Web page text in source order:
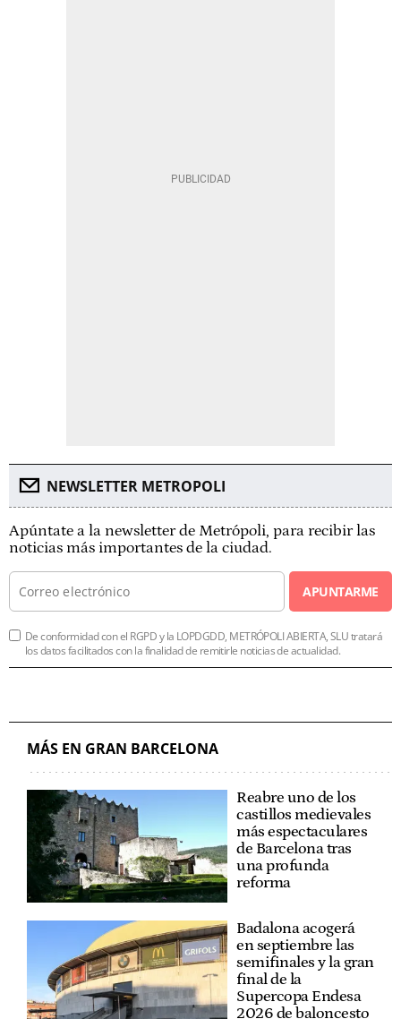
NEWSLETTER METROPOLI
Apúntate a la newsletter de Metrópoli, para recibir las
noticias más importantes de la ciudad.
APUNTARME
De conformidad con el RGPD y la LOPDGDD, METRÓPOLI ABIERTA, SLU tratará
los datos facilitados con la finalidad de remitirle noticias de actualidad.
MÁS EN GRAN BARCELONA
Reabre uno de los
castillos medievales
más espectaculares
de Barcelona tras
una profunda
reforma
Badalona acogerá
en septiembre las
semifinales y la gran
final de la
Supercopa Endesa
2026 de baloncesto